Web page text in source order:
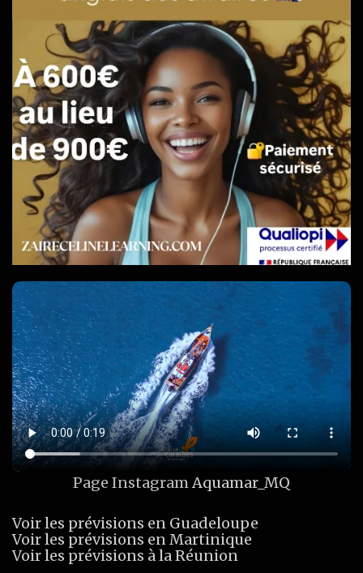
Page InstagramAquamar_MQ
Voir les prévisions en Guadeloupe
Voir les prévisions en Martinique
Voir les prévisions à la Réunion